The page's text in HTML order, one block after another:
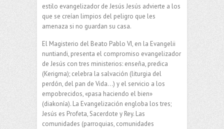
estilo evangelizador de Jesús Jesús advierte a los
que se creían limpios del peligro que les
amenaza si no guardan su casa.
El Magisterio del Beato Pablo VI, en la Evangelii
nuntiandi, presenta el compromiso evangelizador
de Jesús con tres ministerios: enseña, predica
(Kerigma); celebra la salvación (liturgia del
perdón, del pan de Vida…) y el servicio a los
empobrecidos, «pasa haciendo el bien»
(diakonía). La Evangelización engloba los tres;
Jesús es Profeta, Sacerdote y Rey. Las
comunidades (parroquias, comunidades